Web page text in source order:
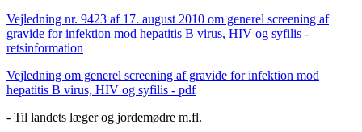
Vejledning nr. 9423 af 17. august 2010 om generel screening af
gravide for infektion mod hepatitis B virus, HIV og syfilis -
retsinformation
Vejledning om generel screening af gravide for infektion mod
hepatitis B virus, HIV og syfilis - pdf
- Til landets læger og jordemødre m.fl.